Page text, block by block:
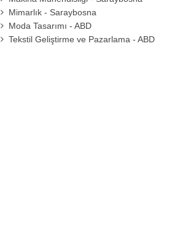
Mimarlık - Saraybosna
Moda Tasarımı - ABD
Tekstil Geliştirme ve Pazarlama - ABD